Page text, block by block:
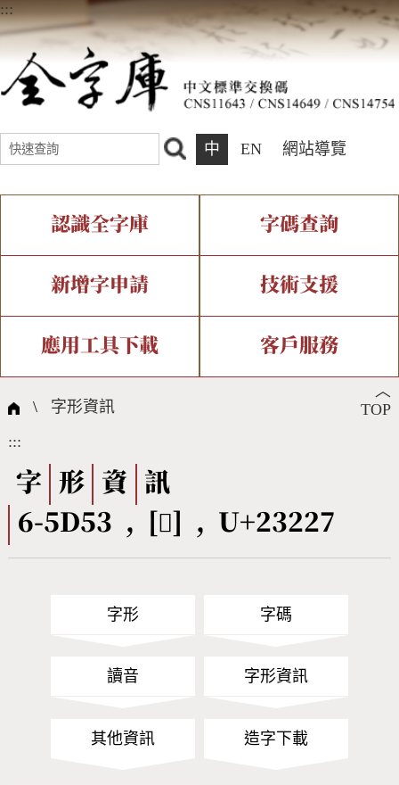
:::
中 EN 網站導覽
認識全字庫
全字庫介紹 全字庫現況
中文碼介紹 專有名詞介紹
國際字碼相關組織
字碼查詢
IDS查詢 部件查詢
複合查詢 注音查詢
筆畫查詢
筆順序查詢
CNS查詢 Unicode查詢
新增字申請
新字申請處理流程
技術支援
字形即時顯示 造字解決方案
全字庫授權 轉碼Web Service
應用工具下載
個人電腦造字處理工具
字形下載
客戶服務
問題集
熱門查詢統計
︿
TOP
\ 字形資訊
:::
字 形 資
訊
6-5D53 , [𣈧] , U+23227
字形 字碼
讀音 字形資訊
其他資訊 造字下載